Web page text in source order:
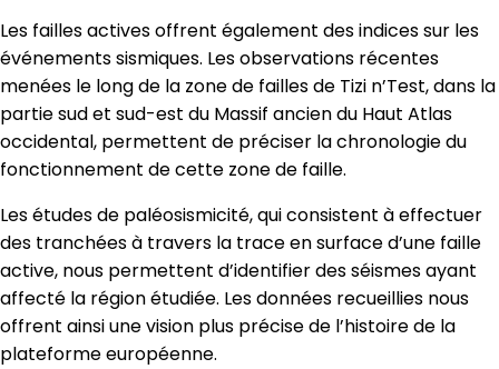
Les failles actives offrent également des indices sur les
événements sismiques. Les observations récentes
menées le long de la zone de failles de Tizi n’Test, dans la
partie sud et sud-est du Massif ancien du Haut Atlas
occidental, permettent de préciser la chronologie du
fonctionnement de cette zone de faille.
Les études de paléosismicité, qui consistent à effectuer
des tranchées à travers la trace en surface d’une faille
active, nous permettent d’identifier des séismes ayant
affecté la région étudiée. Les données recueillies nous
offrent ainsi une vision plus précise de l’histoire de la
plateforme européenne.